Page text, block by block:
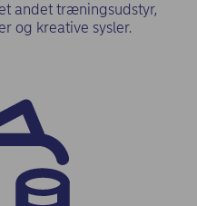
andet træningsudstyr,
og kreative sysler.